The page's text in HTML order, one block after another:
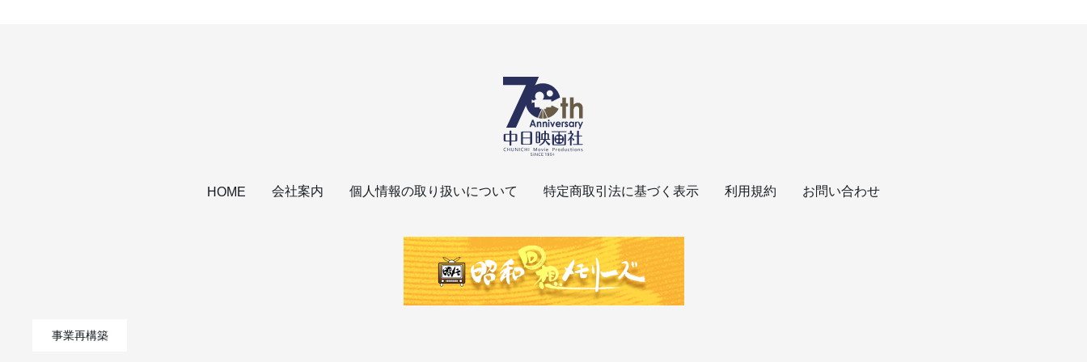
HOME 会社案内 個人情報の取り扱いについて 特定商取引法に基づく表示 利用規約 お問い合わせ
事業再構築